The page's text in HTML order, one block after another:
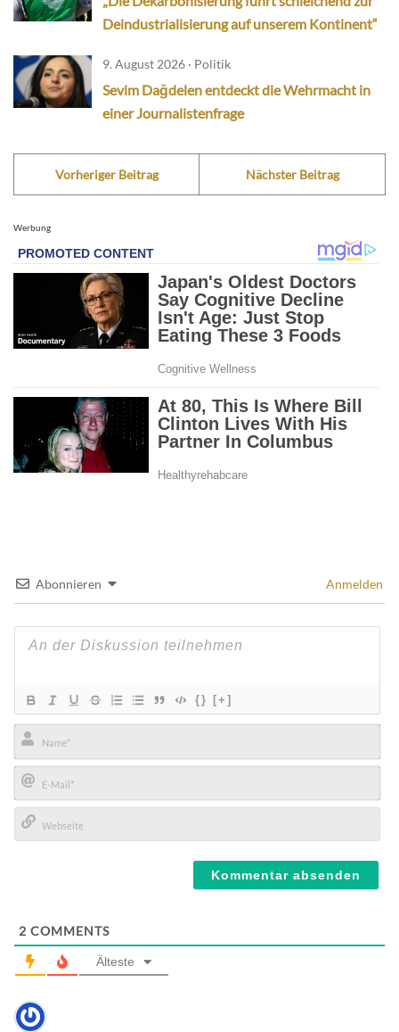
Deindustrialisierung auf unserem Kontinent“
9. August 2026 · Politik
Sevim Dağdelen entdeckt die Wehrmacht in
einer Journalistenfrage
Vorheriger Beitrag Nächster Beitrag
Werbung
Abonnieren Anmelden
{} [+]
Name*
E-
Mail*
2 COMMENTS
Älteste